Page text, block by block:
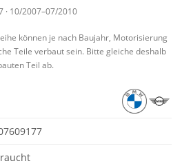
· 10/2007–07/2010
können je nach Baujahr, Motorisierung
Teile verbaut sein. Bitte gleiche deshalb
Teil ab.